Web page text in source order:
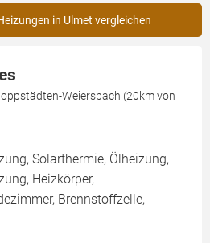
in Ulmet vergleichen
Weiersbach (20km von
Solarthermie, Ölheizung,
Heizkörper,
Brennstoffzelle,